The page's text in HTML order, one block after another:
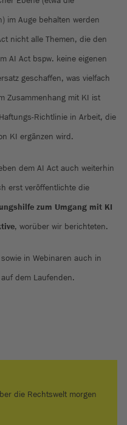
im Auge behalten werden
nicht alle Themen, die den
AI Act bspw. keine eigenen
geschaffen, was vielfach
Zusammenhang mit KI ist
Richtlinie in Arbeit, die
KI ergänzen wird.
dem AI Act auch weiterhin
erst veröffentlichte die
zum Umgang mit KI
, worüber wir berichteten.
in Webinaren auch in
dem Laufenden.
die Rechtswelt morgen